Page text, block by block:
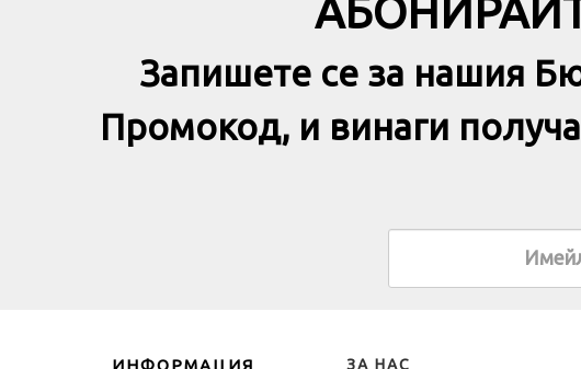
Запишете се за нашия
Промокод, и винаги